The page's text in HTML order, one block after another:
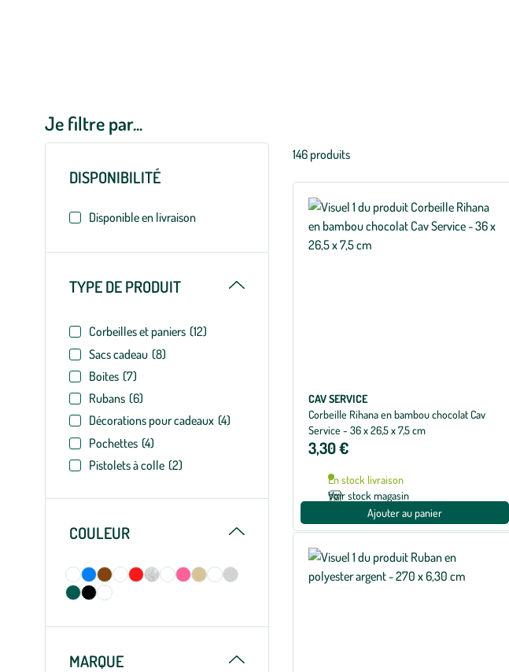
Je filtre par...
DISPONIBILITÉ
Disponible en livraison
TYPE DE PRODUIT Replier
Corbeilles et paniers (12)
Sacs cadeau (8)
Boites (7)
Rubans (6)
Décorations pour cadeaux (4)
Pochettes (4)
Pistolets à colle (2)
COULEUR Replier
MARQUE Replier
des
filtres
appliqués
146 produits
CAV SERVICE
Corbeille Rihana en bambou chocolat Cav
Service - 36 x 26,5 x 7,5 cm
3,30 €
En stock livraison
Voir stock magasin
Ajouter au panier